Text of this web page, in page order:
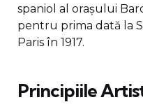
spaniol al orașului
pentru prima dată la
Paris în 1917.
Principiile